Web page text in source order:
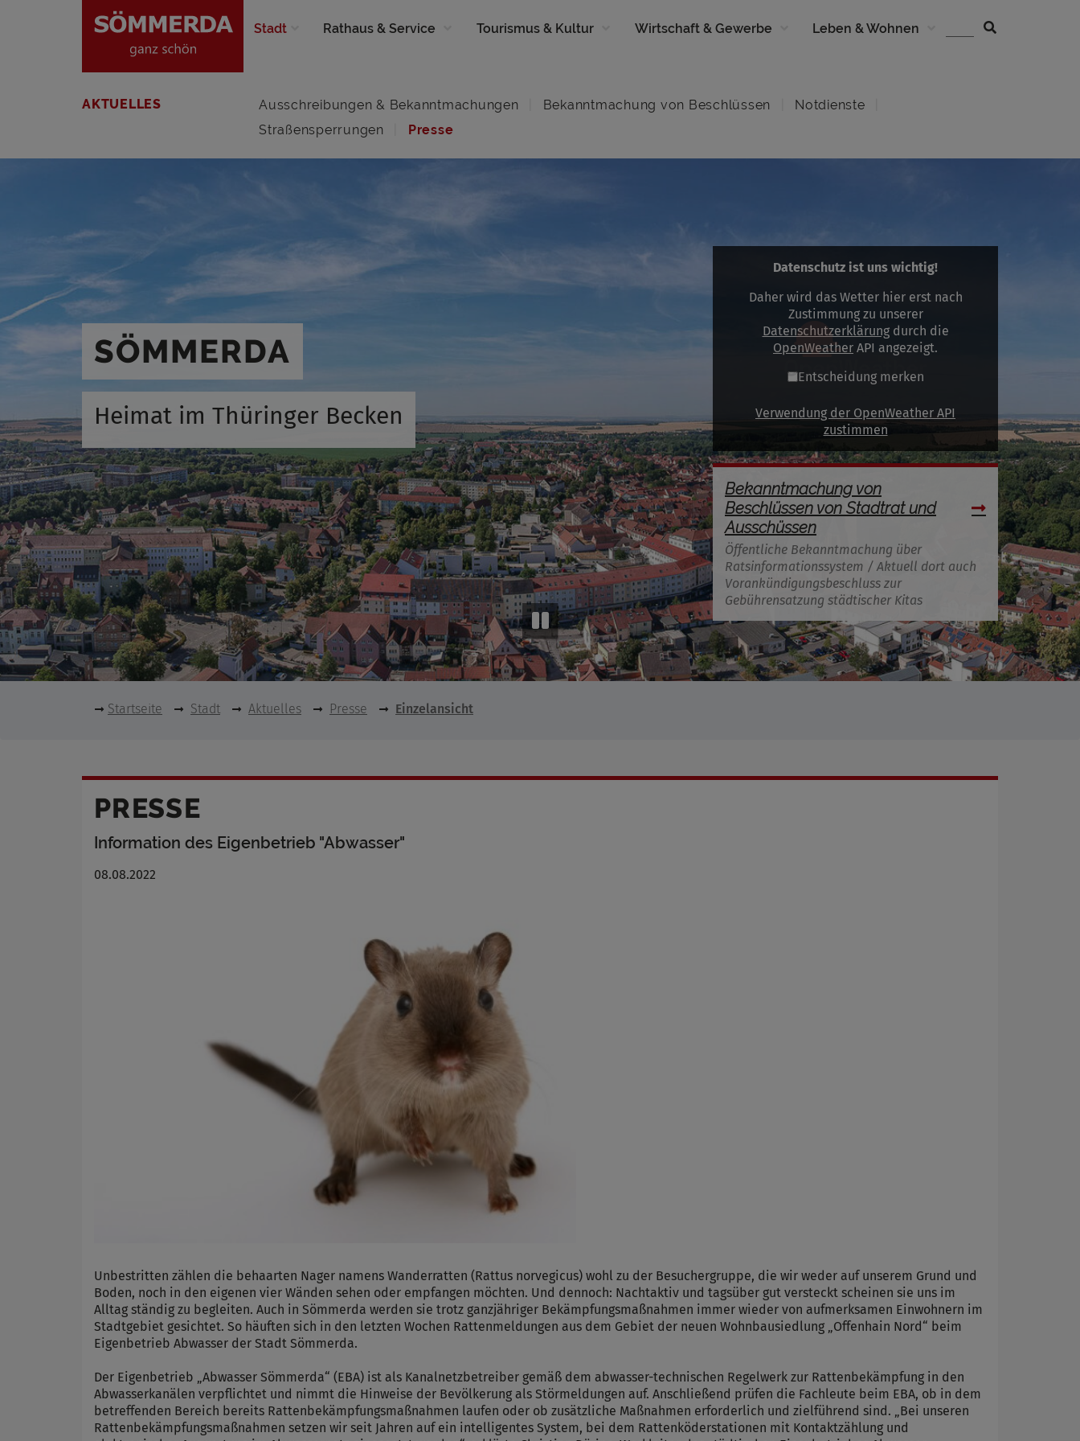
Stadt Rathaus & Service Tourismus & Kultur Wirtschaft & Gewerbe Leben & Wohnen
AKTUELLES Ausschreibungen & Bekanntmachungen Bekanntmachung von Beschlüssen
Notdienste
Straßensperrungen
Presse
SÖMMERDA
Heimat im Thüringer Becken
Datenschutz ist uns wichtig!
Daher wird das Wetter hier erst nach
Zustimmung zu unserer
Datenschutzerklärungdurch die
OpenWeather API angezeigt.
Entscheidung merken
Verwendung der OpenWeather API
zustimmen
Bekanntmachung von
Beschlüssen von Stadtrat und
Ausschüssen
Öffentliche Bekanntmachung über
Ratsinformationssystem / Aktuell dort auch
Vorankündigungsbeschluss zur
Gebührensatzung städtischer Kitas
Startseite Stadt Aktuelles Presse Einzelansicht
PRESSE
Information des Eigenbetrieb "Abwasser"
08.08.2022
Unbestritten zählen die behaarten Nager namens Wanderratten (Rattus norvegicus) wohl zu der Besuchergruppe, die wir weder auf unserem Grund und
Boden, noch in den eigenen vier Wänden sehen oder empfangen möchten. Und dennoch: Nachtaktiv und tagsüber gut versteckt scheinen sie uns im
Alltag ständig zu begleiten. Auch in Sömmerda werden sie trotz ganzjähriger Bekämpfungsmaßnahmen immer wieder von aufmerksamen Einwohnern im
Stadtgebiet gesichtet. So häuften sich in den letzten Wochen Rattenmeldungen aus dem Gebiet der neuen Wohnbausiedlung „Offenhain Nord“ beim
Eigenbetrieb Abwasser der Stadt Sömmerda.
Der Eigenbetrieb „Abwasser Sömmerda“ (EBA) ist als Kanalnetzbetreiber gemäß dem abwasser-technischen Regelwerk zur Rattenbekämpfung in den
Abwasserkanälen verpflichtet und nimmt die Hinweise der Bevölkerung als Störmeldungen auf. Anschließend prüfen die Fachleute beim EBA, ob in dem
betreffenden Bereich bereits Rattenbekämpfungsmaßnahmen laufen oder ob zusätzliche Maßnahmen erforderlich und zielführend sind. „Bei unseren
Rattenbekämpfungsmaßnahmen setzen wir seit Jahren auf ein intelligentes System, bei dem Rattenköderstationen mit Kontaktzählung und